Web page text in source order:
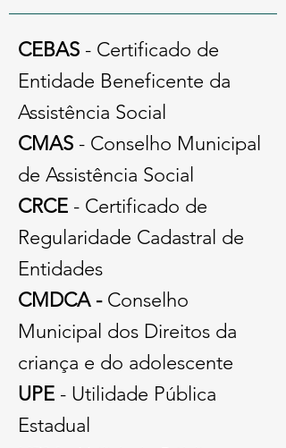
CEBAS - Certificado de
Entidade Beneficente da
Assistência Social
CMAS - Conselho Municipal
de Assistência Social
CRCE - Certificado de
Regularidade Cadastral de
Entidades
CMDCA -Conselho
Municipal dos Direitos da
criança e do adolescente
UPE - Utilidade Pública
Estadual